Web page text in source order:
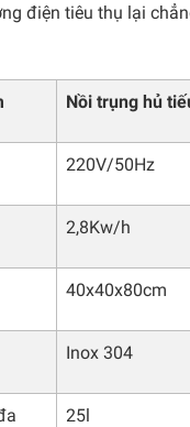
điện tiêu thụ lại
Nồi trụng hủ
220V/50Hz
2,8Kw/h
40x40x80cm
Inox 304
25l